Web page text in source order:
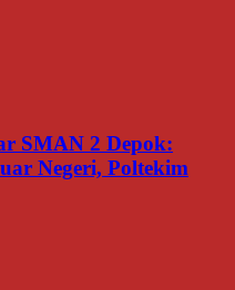
SMAN 2 Depok:
Negeri, Poltekim